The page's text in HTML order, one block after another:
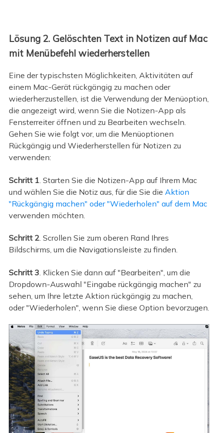
Lösung 2. Gelöschten Text in Notizen auf Mac
mit Menübefehl wiederherstellen
Eine der typischsten Möglichkeiten, Aktivitäten auf
einem Mac-Gerät rückgängig zu machen oder
wiederherzustellen, ist die Verwendung der Menüoption,
die angezeigt wird, wenn Sie die Notizen-App als
Fensterreiter öffnen und zu Bearbeiten wechseln.
Gehen Sie wie folgt vor, um die Menüoptionen
Rückgängig und Wiederherstellen für Notizen zu
verwenden:
Schritt 1 . Starten Sie die Notizen-App auf Ihrem Mac
und wählen Sie die Notiz aus, für die Sie die Aktion
"Rückgängig machen" oder "Wiederholen" auf dem Mac
verwenden möchten.
Schritt 2. Scrollen Sie zum oberen Rand Ihres
Bildschirms, um die Navigationsleiste zu finden.
Schritt 3 . Klicken Sie dann auf "Bearbeiten", um die
Dropdown-Auswahl "Eingabe rückgängig machen" zu
sehen, um Ihre letzte Aktion rückgängig zu machen,
oder "Wiederholen", wenn Sie diese Option bevorzugen.